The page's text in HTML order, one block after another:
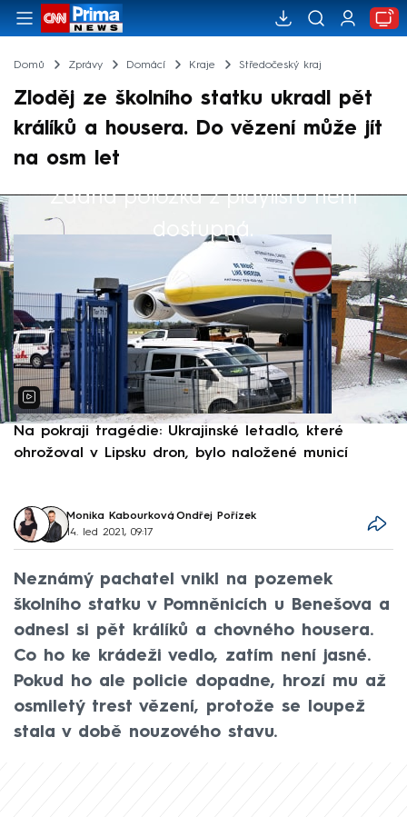
Domů Zprávy Domácí Kraje Středočeský kraj
Zloděj ze školního statku ukradl pět
králíků a housera. Do vězení může jít
na osm let
Žádná položka z playlistu není
dostupná.
Na pokraji tragédie: Ukrajinské letadlo, které
ohrožoval v Lipsku dron, bylo naložené municí
Monika Kabourková, Ondřej Pořízek
14. led 2021, 09:17
Neznámý pachatel vnikl na pozemek
školního statku v Pomněnicích u Benešova a
odnesl si pět králíků a chovného housera.
Co ho ke krádeži vedlo, zatím není jasné.
Pokud ho ale policie dopadne, hrozí mu až
osmiletý trest vězení, protože se loupež
stala v době nouzového stavu.